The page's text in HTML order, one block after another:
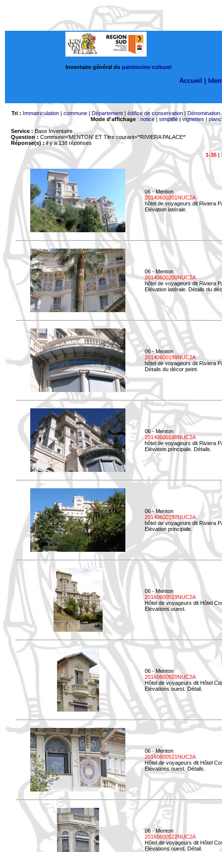
Inventaire général du patrimoine culturel
Accueil |
Tri : Immatriculation| commune| Département| édifice de conservation| Dénomination
Mode d'affichage: notice| simplifié|vignettes |
Service : Base Inventaire
Question : Commune='MENTON' ET Titre courant='*RIVIERA PALACE*'
Réponse(s) :il y a 138 réponses
1-35|
06 - Menton
20140600201NUC2A
hôtel de voyageurs dit Riviera
Elévation latérale.
06 - Menton
20140600200NUC2A
hôtel de voyageurs dit Riviera
Elévation latérale. Détails du
06 - Menton
20140600199NUC2A
hôtel de voyageurs dit Riviera
Détails du décor peint.
06 - Menton
20140600198NUC2A
hôtel de voyageurs dit Riviera
Elévation principale. Détails.
06 - Menton
20140600197NUC2A
hôtel de voyageurs dit Riviera
Elévation principale.
06 - Menton
20160600519NUC2A
Hôtel de voyageurs dit Hôtel
Elévations ouest.
06 - Menton
20160600520NUC2A
Hôtel de voyageurs dit Hôtel
Elévations ouest. Détail.
06 - Menton
20160600521NUC2A
Hôtel de voyageurs dit Hôtel
Elévations ouest. Détails.
06 - Menton
20160600522NUC2A
Hôtel de voyageurs dit Hôtel
Elévations ouest. Détail.